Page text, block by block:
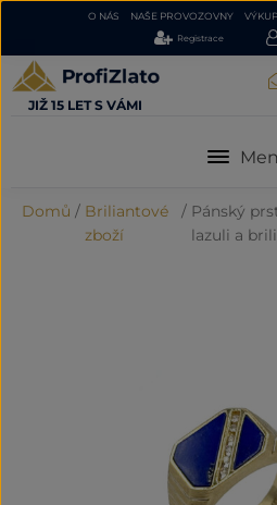
O NÁS NAŠE PROVOZOVNY
Registrace
JIŽ 15 LET S VÁMI
Domů / Briliantové
zboží
/ Pánský
lazuli a